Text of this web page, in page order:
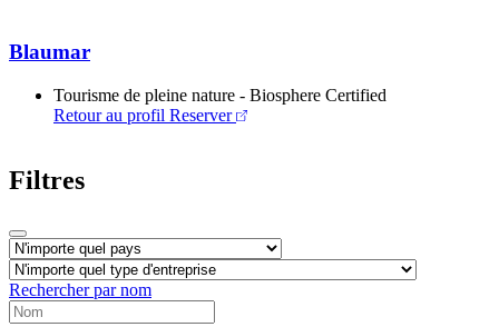
Blaumar
Tourisme de pleine nature - Biosphere Certified
Retour au profil Reserver
Filtres
Rechercher par nom